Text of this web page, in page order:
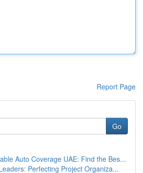
Report Page
Go
Auto Coverage UAE: Find the Bes...
Perfecting Project Organiza...